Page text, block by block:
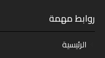
روابط مهمة
الرئيسية